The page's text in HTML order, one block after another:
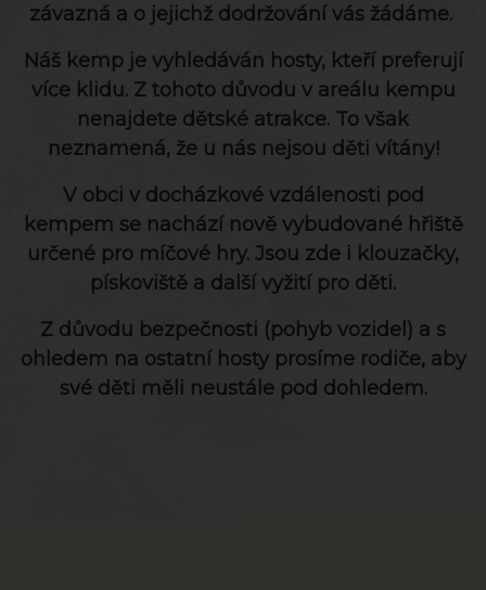
závazná a o jejichž dodržování vás žádáme.
Náš kemp je vyhledáván hosty, kteří preferují
více klidu. Z tohoto důvodu v areálu kempu
nenajdete dětské atrakce. To však
neznamená, že u nás nejsou děti vítány!
V obci v docházkové vzdálenosti pod
kempem se nachází nově vybudované hřiště
určené pro míčové hry. Jsou zde i klouzačky,
pískoviště a další vyžití pro děti.
Z důvodu bezpečnosti (pohyb vozidel) a s
ohledem na ostatní hosty prosíme rodiče, aby
své děti měli neustále pod dohledem.